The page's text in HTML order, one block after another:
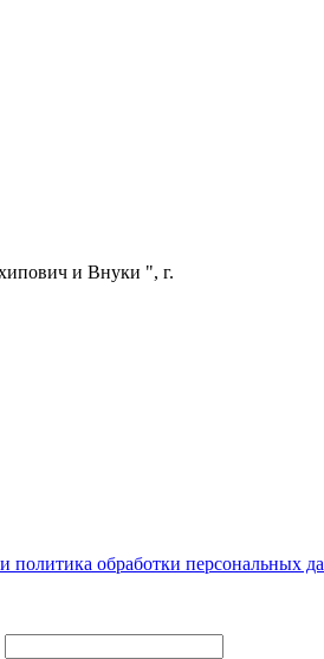
и Внуки ", г.
политика обработки персональных